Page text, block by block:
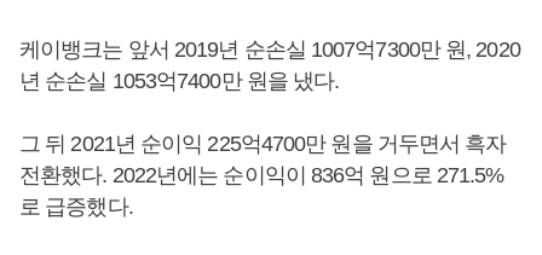
케이뱅크는 앞서 2019년 순손실 1007억7300만 원, 2020
년 순손실 1053억7400만 원을 냈다.
그 뒤 2021년 순이익 225억4700만 원을 거두면서 흑자
전환했다. 2022년에는 순이익이 836억 원으로 271.5%
로 급증했다.